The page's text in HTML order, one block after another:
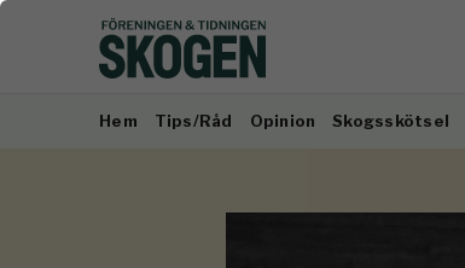
Hem Tips/Råd Opinion Skogsskötsel